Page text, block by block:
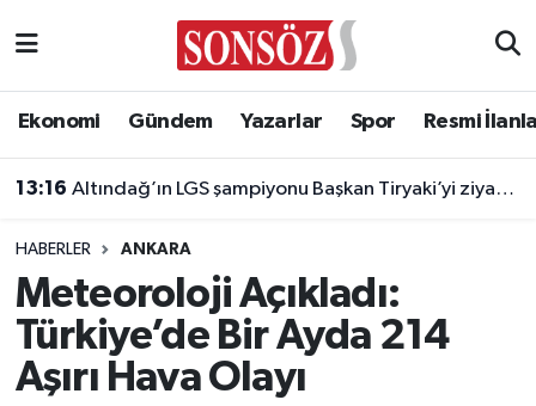
Ekonomi Gündem Yazarlar Spor Resmi
13:16 Altındağ’ın LGS şampiyonu Başkan Tiryaki’yi ziyaret etti
HABERLER ANKARA
Meteoroloji Açıkladı:
Türkiye’de Bir Ayda 214
Aşırı Hava Olayı
Asayiş
Çevre
Diğer
Ankara Nöbetçi Eczaneler
Ankara Trafik Yoğunluk Haritası
Süper Lig Puan Durumu ve Fikstür
Tüm Manşetler